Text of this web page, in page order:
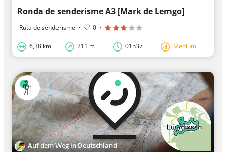
Ronda de senderisme A3 [Mark de Lemgo]
Ruta de senderisme · 0 ·
6,38 km 211 m 01h37 Medium
Auf dem Weg in Deutschland